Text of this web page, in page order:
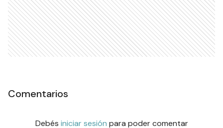
Comentarios
Debés iniciar sesión para poder comentar